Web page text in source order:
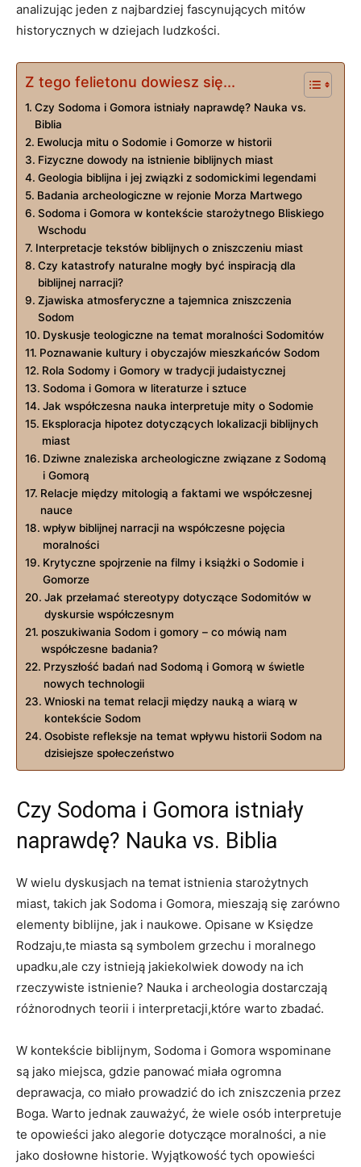
analizując jeden z najbardziej fascynujących mitów
historycznych w dziejach ludzkości.
Z tego felietonu dowiesz się...
Czy Sodoma i Gomora istniały naprawdę? Nauka vs.
Biblia
Ewolucja mitu o Sodomie i Gomorze w historii
Fizyczne dowody na istnienie biblijnych miast
Geologia biblijna i jej związki z sodomickimi legendami
Badania archeologiczne w rejonie Morza Martwego
Sodoma i Gomora w kontekście starożytnego Bliskiego
Wschodu
Interpretacje tekstów biblijnych o zniszczeniu miast
Czy katastrofy naturalne mogły być inspiracją dla
biblijnej narracji?
Zjawiska atmosferyczne a tajemnica zniszczenia
Sodom
Dyskusje teologiczne na temat moralności Sodomitów
Poznawanie kultury i obyczajów mieszkańców Sodom
Rola Sodomy i Gomory w tradycji judaistycznej
Sodoma i Gomora w literaturze i sztuce
Jak współczesna nauka interpretuje mity o Sodomie
Eksploracja hipotez dotyczących lokalizacji biblijnych
miast
Dziwne znaleziska archeologiczne związane z Sodomą
i Gomorą
Relacje między mitologią a faktami we współczesnej
nauce
wpływ biblijnej narracji na współczesne pojęcia
moralności
Krytyczne spojrzenie na filmy i książki o Sodomie i
Gomorze
Jak przełamać stereotypy dotyczące Sodomitów w
dyskursie współczesnym
poszukiwania Sodom i gomory – co mówią nam
współczesne badania?
Przyszłość badań nad Sodomą i Gomorą w świetle
nowych technologii
Wnioski na temat relacji między nauką a wiarą w
kontekście Sodom
Osobiste refleksje na temat wpływu historii Sodom na
dzisiejsze społeczeństwo
Czy Sodoma i Gomora istniały
naprawdę? Nauka vs. Biblia
W wielu dyskusjach na temat istnienia starożytnych
miast, takich jak Sodoma i Gomora, mieszają się zarówno
elementy biblijne, jak i naukowe. Opisane w Księdze
Rodzaju,te miasta są symbolem grzechu i moralnego
upadku,ale czy istnieją jakiekolwiek dowody na ich
rzeczywiste istnienie? Nauka i archeologia dostarczają
różnorodnych teorii i interpretacji,które warto zbadać.
W kontekście biblijnym, Sodoma i Gomora wspominane
są jako miejsca, gdzie panować miała ogromna
deprawacja, co miało prowadzić do ich zniszczenia przez
Boga. Warto jednak zauważyć, że wiele osób interpretuje
te opowieści jako alegorie dotyczące moralności, a nie
jako dosłowne historie. Wyjątkowość tych opowieści